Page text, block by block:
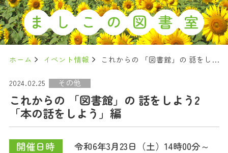
ホーム イベント情報 これからの 「図書館」の 話をしよう2 「本の話をしよう」編
2024.02.25 その他
これからの 「図書館」の 話をしよう2
「本の話をしよう」編
開催日時 令和6年3月23日（土）14時00分～